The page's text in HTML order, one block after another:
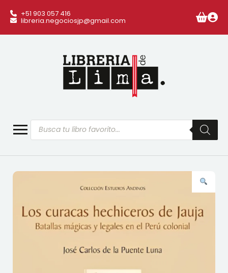
+51 903 057 416
libreria.negociosjp@gmail.com
Búsqueda
de
productos